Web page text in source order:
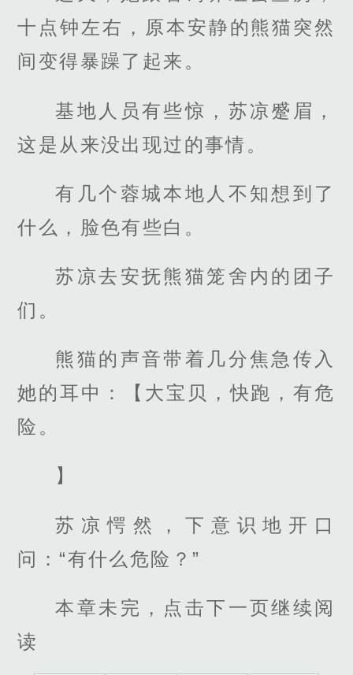
十点钟左右，原本安静的熊猫突然
间变得暴躁了起来。
基地人员有些惊，苏凉蹙眉，
这是从来没出现过的事情。
有几个蓉城本地人不知想到了
什么，脸色有些白。
苏凉去安抚熊猫笼舍内的团子
们。
熊猫的声音带着几分焦急传入
她的耳中：【大宝贝，快跑，有危
险。
】
苏凉愕然，下意识地开口
问：“有什么危险？”
本章未完，点击下一页继续阅
读